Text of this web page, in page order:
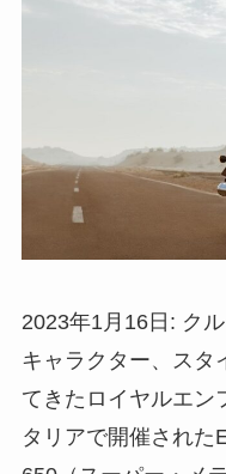
2023年1月16日: ク
キャラクター、スタ
てきたロイヤルエン
タリアで開催された